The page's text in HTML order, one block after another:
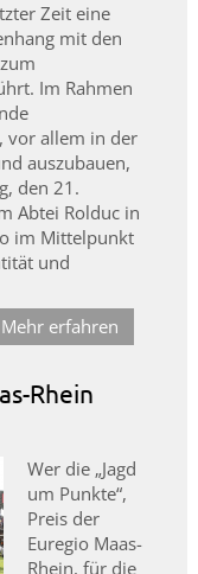
Zeit eine
mit den
Im Rahmen
vor allem in der
auszubauen,
den 21.
Abtei Rolduc in
im Mittelpunkt
und
Mehr erfahren
Rhein
Wer die „Jagd
um Punkte“,
Preis der
Euregio Maas-
Rhein, für die